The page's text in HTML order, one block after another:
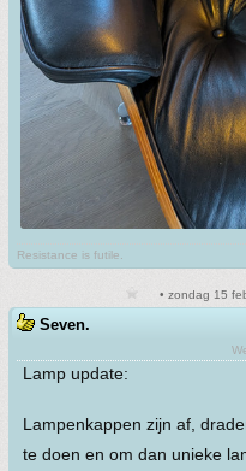
Resistance is futile.
• zondag 15
Seven.
Lamp update:
Lampenkappen zijn af,
te doen en om dan unieke